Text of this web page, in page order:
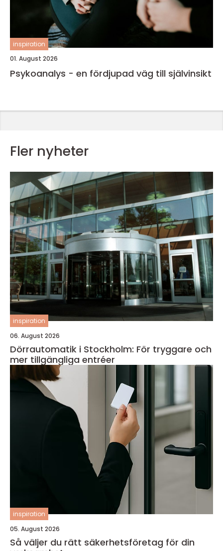
inspiration
01. August 2026
Psykoanalys - en fördjupad väg till självinsikt
Fler nyheter
inspiration
06. August 2026
Dörrautomatik i Stockholm: För tryggare och
mer tillgängliga entréer
inspiration
05. August 2026
Så väljer du rätt säkerhetsföretag för din